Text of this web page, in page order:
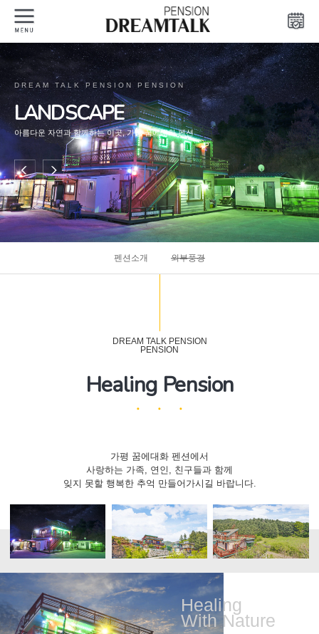
DREAM TALK PENSION PENSION
LANDSCAPE
아름다운 자연과 함께하는 이곳, 가평 꿈에대화 펜션
펜션소개 외부풍경
DREAM TALK PENSION
PENSION
Healing Pension
가평 꿈에대화 펜션에서
사랑하는 가족, 연인, 친구들과 함께
잊지 못할 행복한 추억 만들어가시길 바랍니다.
Healing
With Nature